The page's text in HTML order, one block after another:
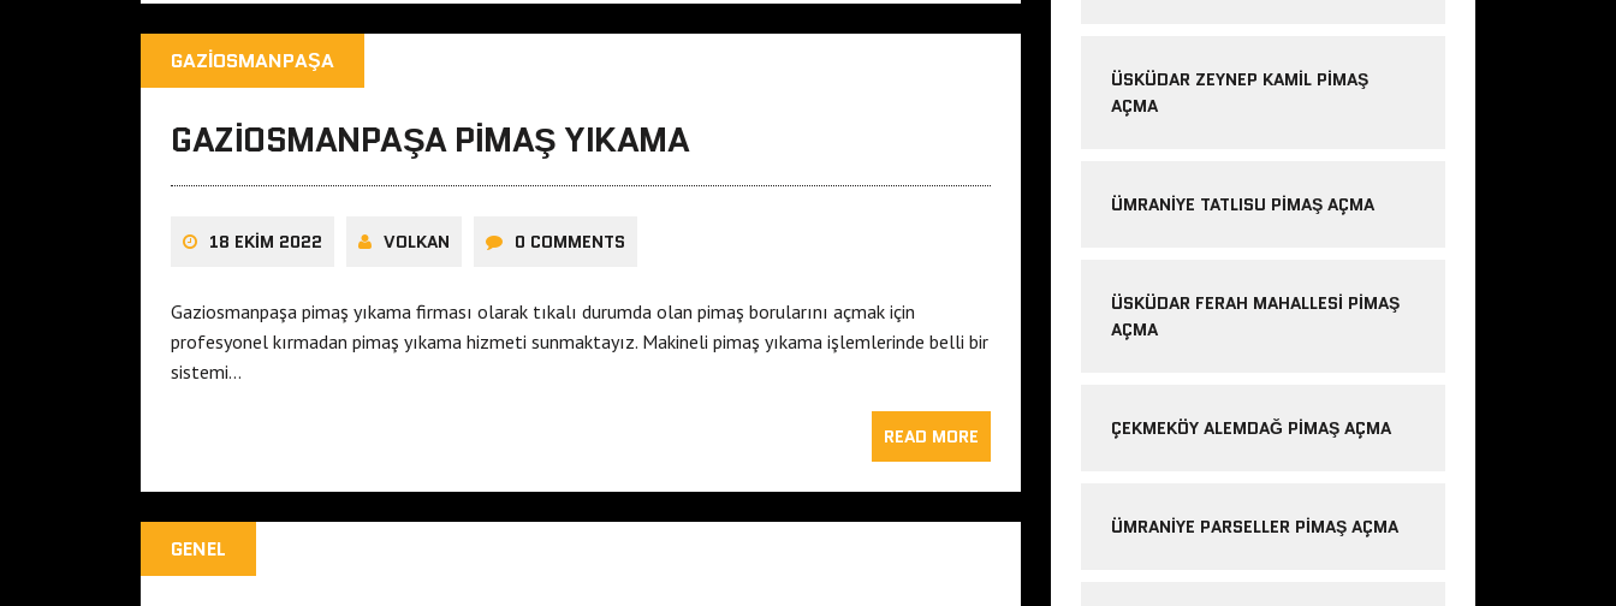
GAZIOSMANPAŞA
GAZIOSMANPAŞA PIMAŞ YIKAMA
18 EKIM 2022 VOLKAN 0 COMMENTS
Gaziosmanpaşa pimaş yıkama firması olarak tıkalı durumda olan pimaş borularını açmak için
profesyonel kırmadan pimaş yıkama hizmeti sunmaktayız. Makineli pimaş yıkama işlemlerinde belli bir
sistemi…
READ MORE
GENEL
ÜSKÜDAR ZEYNEP KAMIL PIMAŞ
AÇMA
ÜMRANIYE TATLISU PIMAŞ AÇMA
ÜSKÜDAR FERAH MAHALLESI PIMAŞ
AÇMA
ÇEKMEKÖY ALEMDAĞ PIMAŞ AÇMA
ÜMRANIYE PARSELLER PIMAŞ AÇMA